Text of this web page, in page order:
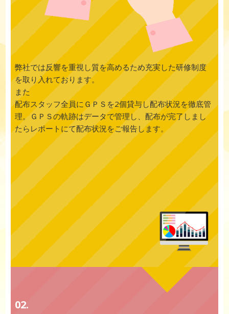
弊社では反響を重視し質を高めるため充実した研修制度
を取り入れております。
また
配布スタッフ全員にＧＰＳを2個貸与し配布状況を徹底管
理。ＧＰＳの軌跡はデータで管理し、配布が完了しまし
たらレポートにて配布状況をご報告します。
02.